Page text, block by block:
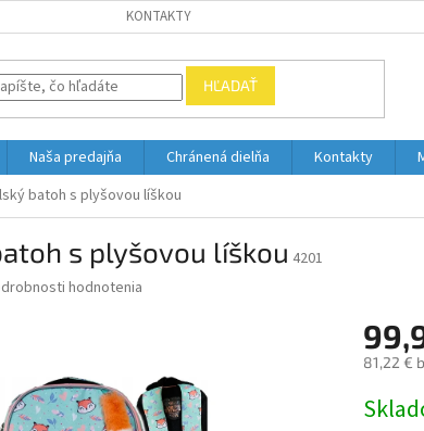
KONTAKTY
HĽADAŤ
Naša predajňa Chránená dielňa Kontakty
batoh s plyšovou líškou
s plyšovou líškou 4201
hodnotenia
81,22 €
cena: